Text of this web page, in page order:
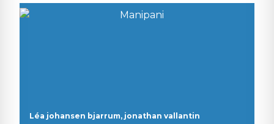
Léa johansen bjarrum, jonathan vallantin